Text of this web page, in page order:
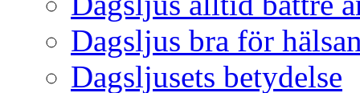
Dagsljus bra för
Dagsljusets betydelse